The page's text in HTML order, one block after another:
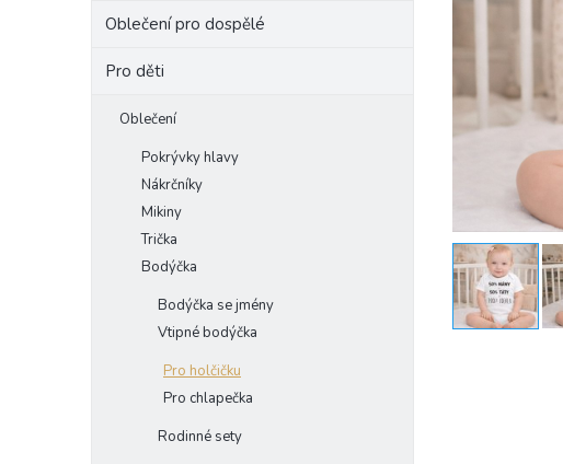
Oblečení pro dospělé
Pro děti
Oblečení
Pokrývky hlavy
Nákrčníky
Mikiny
Trička
Bodýčka
Bodýčka se jmény
Vtipné bodýčka
Pro holčičku
Pro chlapečka
Rodinné sety